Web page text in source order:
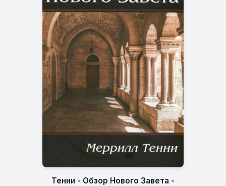
Тенни - Обзор Нового Завета -